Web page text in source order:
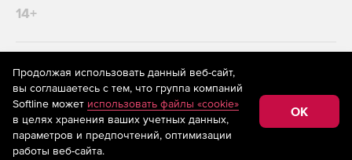
14+
На информационном ресурсе store.softline.ru применяются
рекомендательные технологии
(информационные технологии
предоставления информации на основе сбора,
систематизации и анализа сведений, относящихся к
предпочтениям пользователей сети «Интернет»,
находящихся на территории Российской Федерации)
Продолжая использовать данный веб-сайт,
вы соглашаетесь с тем, что группа компаний
Softline может использовать файлы «cookie»
в целях хранения ваших учетных данных,
параметров и предпочтений, оптимизации
работы веб-сайта.
OK